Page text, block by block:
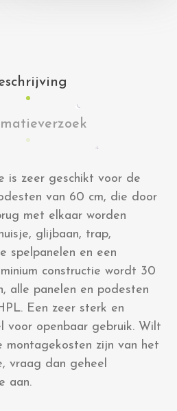
is zeer geschikt voor de
van 60 cm, die door
met elkaar worden
glijbaan, trap,
spelpanelen en een
constructie wordt 30
alle panelen en podesten
Een zeer sterk en
voor openbaar gebruik. Wilt
zijn van het
vraag dan geheel
aan.